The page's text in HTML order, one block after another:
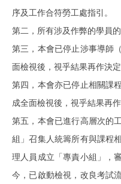
序及工作合符勞工處指引。
第二，所有涉及作弊的學員
第三，本會已停止涉事導師
面檢視後，視乎結果再作決定
第四，本會亦已停止相關課
成全面檢視後，視乎結果再作
第五，本會已進行高層次的
組」召集人統籌所有與課程
理人員成立「專責小組」，
今，已啟動檢視，改良考試